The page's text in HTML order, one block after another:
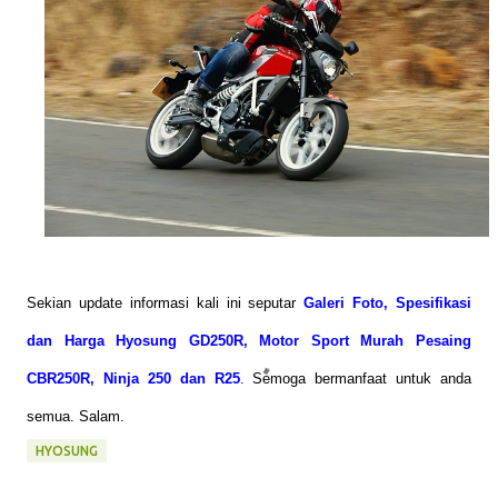
Sekian update informasi kali ini seputarGaleri Foto, Spesifikasi
dan Harga Hyosung GD250R, Motor Sport Murah Pesaing
CBR250R, Ninja 250 dan R25. Semoga bermanfaat untuk anda
semua. Salam.
HYOSUNG